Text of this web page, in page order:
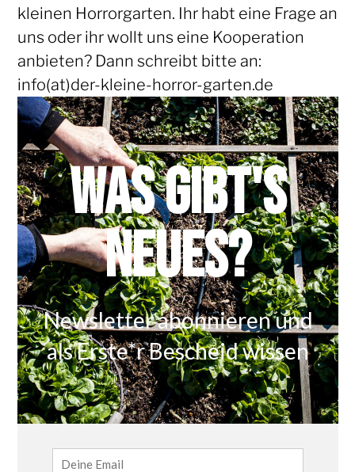
kleinen Horrorgarten. Ihr habt eine Frage an
uns oder ihr wollt uns eine Kooperation
anbieten? Dann schreibt bitte an:
info(at)der-kleine-horror-garten.de